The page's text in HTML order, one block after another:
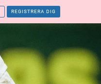
REGISTRERA DIG